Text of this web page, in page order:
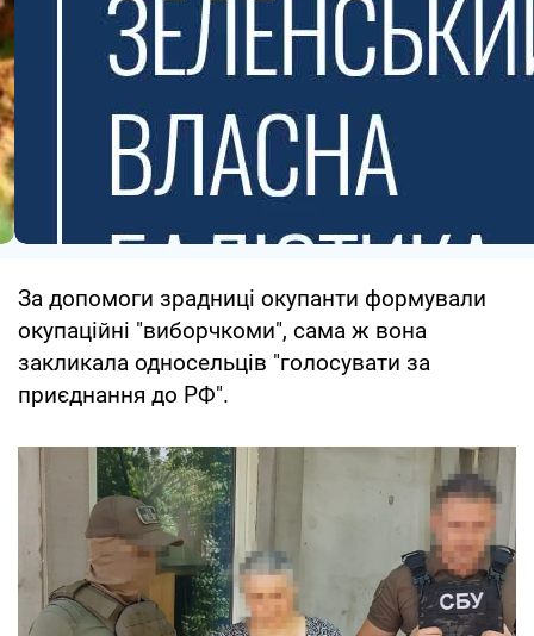
За допомоги зрадниці окупанти формували
окупаційні "виборчкоми", сама ж вона
закликала односельців "голосувати за
приєднання до РФ".